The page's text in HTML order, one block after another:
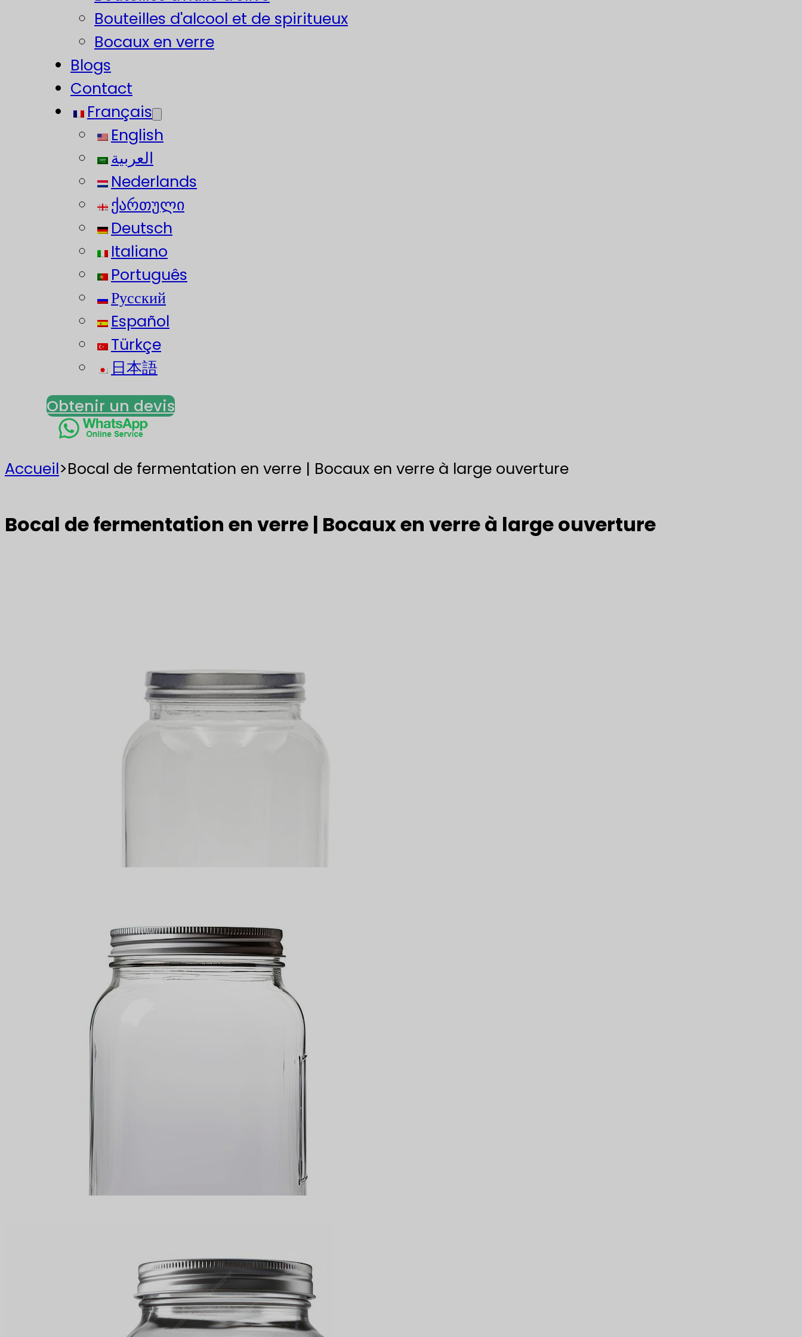
Bouteilles d'alcool et de spiritueux
Bocaux en verre
Blogs
Contact
Français
English
العربية
Nederlands
ქართული
Deutsch
Italiano
Português
Русский
Español
Türkçe
日本語
Obtenir un devis
Accueil>Bocal de fermentation en verre | Bocaux en verre à large ouverture
Bocal de fermentation en verre | Bocaux en verre à large ouverture